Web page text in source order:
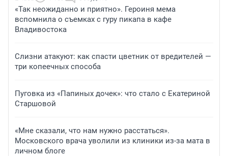
«Так неожиданно и приятно». Героиня мема
вспомнила о съемках с гуру пикапа в кафе
Владивостока
Слизни атакуют: как спасти цветник от вредителей —
три копеечных способа
Пуговка из «Папиных дочек»: что стало с Екатериной
Старшовой
«Мне сказали, что нам нужно расстаться».
Московского врача уволили из клиники из-за мата в
личном блоге